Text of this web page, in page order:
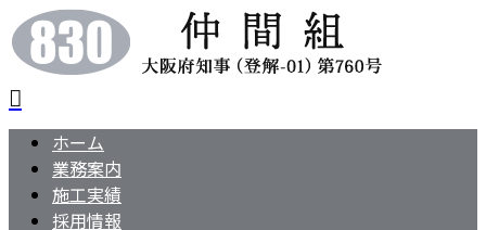
ホーム
業務案内
施工実績
採用情報